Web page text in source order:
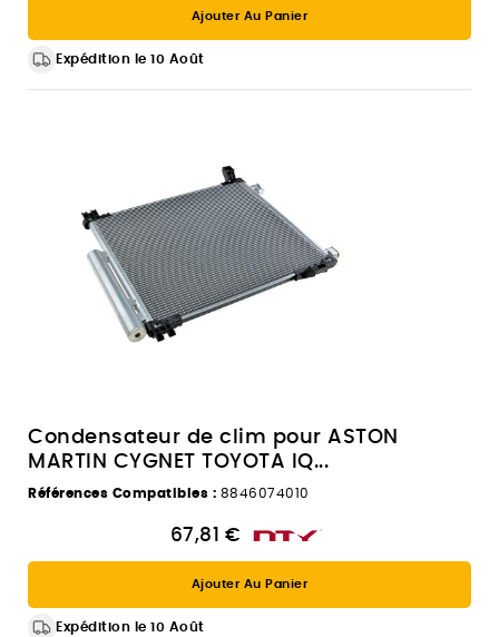
Ajouter Au Panier
Expédition le 10 Août
Condensateur de clim pour ASTON
MARTIN CYGNET TOYOTA IQ...
Références Compatibles : 8846074010
67,81 €
Ajouter Au Panier
Expédition le 10 Août